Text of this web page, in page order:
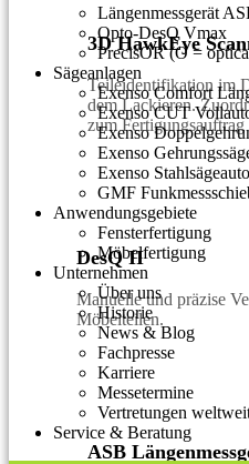
3D HawkEye
Teileidentifikation im
dem Lackieren.
zum
DesQ II
Manuelle und präzise
Möbelteilen.
ASB
Längenmessgerät
Opto-DesQ Vmax
PrecisOR (O =
Sägeanlagen
Exenso Comfort
Exenso CUT
Exenso
Exenso
Exenso
GMF
Anwendungsgebiete
Fensterfertigung
Möbelfertigung
Unternehmen
Über uns
Historie
News & Blog
Fachpresse
Karriere
Messetermine
Vertretungen
Service & Beratung